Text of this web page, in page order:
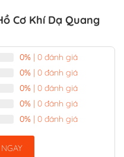
Cơ Khí Dạ Quang
0% | 0 đánh giá
0% | 0 đánh giá
0% | 0 đánh giá
0% | 0 đánh giá
0% | 0 đánh giá